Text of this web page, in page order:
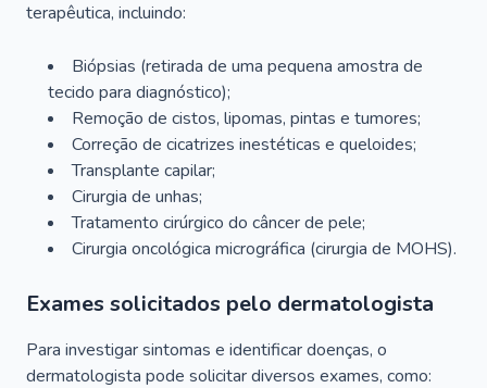
terapêutica, incluindo:
Biópsias (retirada de uma pequena amostra de
tecido para diagnóstico);
Remoção de cistos, lipomas, pintas e tumores;
Correção de cicatrizes inestéticas e queloides;
Transplante capilar;
Cirurgia de unhas;
Tratamento cirúrgico do câncer de pele;
Cirurgia oncológica micrográfica (cirurgia de MOHS).
Exames solicitados pelo dermatologista
Para investigar sintomas e identificar doenças, o
dermatologista pode solicitar diversos exames, como: